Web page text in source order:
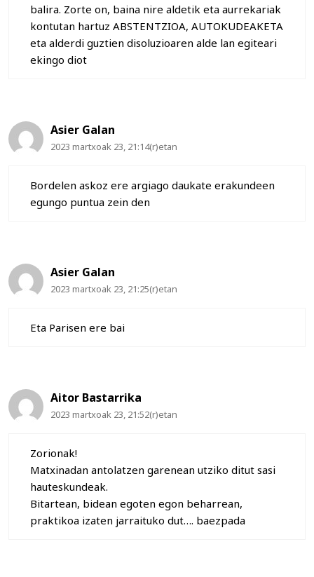
balira. Zorte on, baina nire aldetik eta aurrekariak
kontutan hartuz ABSTENTZIOA, AUTOKUDEAKETA
eta alderdi guztien disoluzioaren alde lan egiteari
ekingo diot
Asier Galan
2023 martxoak 23, 21:14(r)etan
Bordelen askoz ere argiago daukate erakundeen
egungo puntua zein den
Asier Galan
2023 martxoak 23, 21:25(r)etan
Eta Parisen ere bai
Aitor Bastarrika
2023 martxoak 23, 21:52(r)etan
Zorionak!
Matxinadan antolatzen garenean utziko ditut sasi
hauteskundeak.
Bitartean, bidean egoten egon beharrean,
praktikoa izaten jarraituko dut…. baezpada